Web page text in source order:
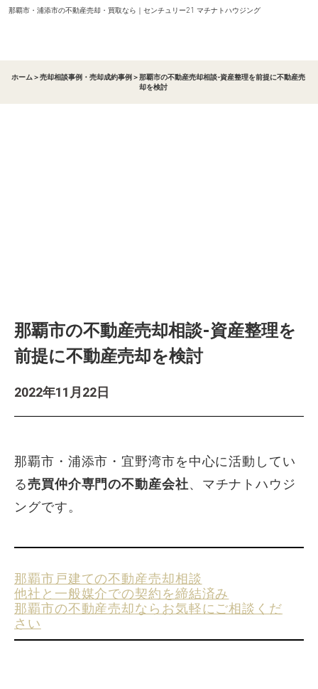
那覇市・浦添市の不動産売却・買取なら｜センチュリー21 マチナトハウジング
ホーム ＞売却相談事例・売却成約事例 ＞那覇市の不動産売却相談-資産整理を前提に不動産売
却を検討
那覇市の不動産売却相談-資産整理を
前提に不動産売却を検討
2022年11月22日
那覇市・浦添市・宜野湾市を中心に活動してい
る売買仲介専門の不動産会社、マチナトハウジ
ングです。
那覇市戸建ての不動産売却相談
他社と一般媒介での契約を締結済み
那覇市の不動産売却ならお気軽にご相談くだ
さい